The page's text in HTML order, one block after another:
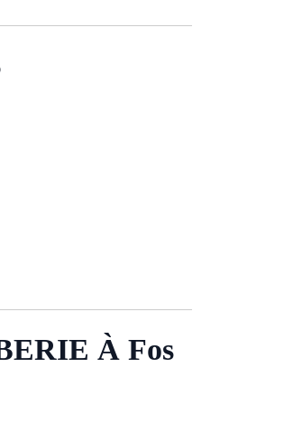
À Fos